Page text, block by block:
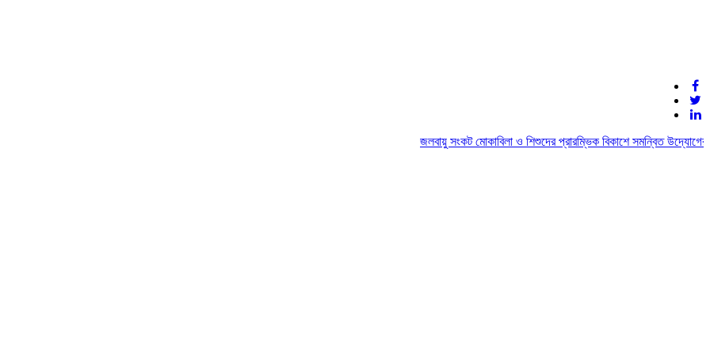
জলবায়ু সংকট মোকাবিলা ও শিশুদের প্রারম্ভিক বিকাশে সমন্বিত উদ্যোগের